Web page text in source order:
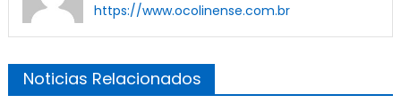
https://www.ocolinense.com.br
Noticias Relacionados